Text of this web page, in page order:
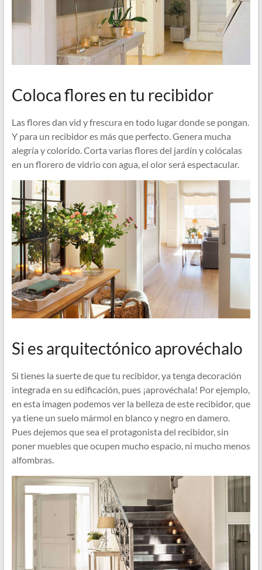
Coloca flores en tu recibidor
Las flores dan vid y frescura en todo lugar donde se pongan.
Y para un recibidor es más que perfecto. Genera mucha
alegría y colorido. Corta varias flores del jardín y colócalas
en un florero de vidrio con agua, el olor será espectacular.
Si es arquitectónico aprovéchalo
Si tienes la suerte de que tu recibidor, ya tenga decoración
integrada en su edificación, pues ¡aprovéchala! Por ejemplo,
en esta imagen podemos ver la belleza de este recibidor, que
ya tiene un suelo mármol en blanco y negro en damero.
Pues dejemos que sea el protagonista del recibidor, sin
poner muebles que ocupen mucho espacio, ni mucho menos
alfombras.